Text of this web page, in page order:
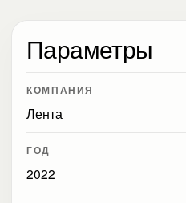
Параметры
КОМПАНИЯ
Лента
ГОД
2022